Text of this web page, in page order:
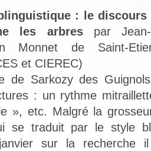
: le
les arbrespar Jean-
Monnet de Saint-
et CIEREC)
de Sarkozy des
: un rythme
», etc. Malgré la
se traduit par le style
sur la recherche